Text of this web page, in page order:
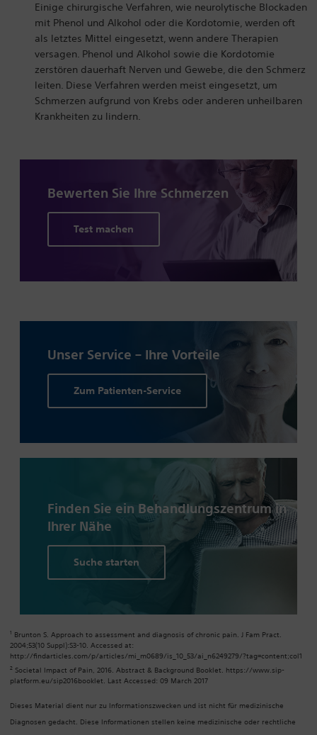
Einige chirurgische Verfahren, wie neurolytische Blockaden
mit Phenol und Alkohol oder die Kordotomie, werden oft
als letztes Mittel eingesetzt, wenn andere Therapien
versagen. Phenol und Alkohol sowie die Kordotomie
zerstören dauerhaft Nerven und Gewebe, die den Schmerz
leiten. Diese Verfahren werden meist eingesetzt, um
Schmerzen aufgrund von Krebs oder anderen unheilbaren
Krankheiten zu lindern.
Bewerten Sie Ihre Schmerzen
Test machen
Unser Service – Ihre Vorteile
Zum Patienten-Service
Finden Sie ein Behandlungs­zentrum in
Ihrer Nähe
Suche starten
1 Brunton S. Approach to assessment and diagnosis of chronic pain. J Fam Pract.
2004;53(10 Suppl):S3-10. Accessed at:
http://findarticles.com/p/articles/mi_m0689/is_10_53/ai_n6249279/?tag=content;col1
2 Societal Impact of Pain, 2016. Abstract & Background Booklet. https://www.sip-
platform.eu/sip2016booklet. Last Accessed: 09 March 2017
Dieses Material dient nur zu Informationszwecken und ist nicht für medizinische
Diagnosen gedacht. Diese Informationen stellen keine medizinische oder rechtliche